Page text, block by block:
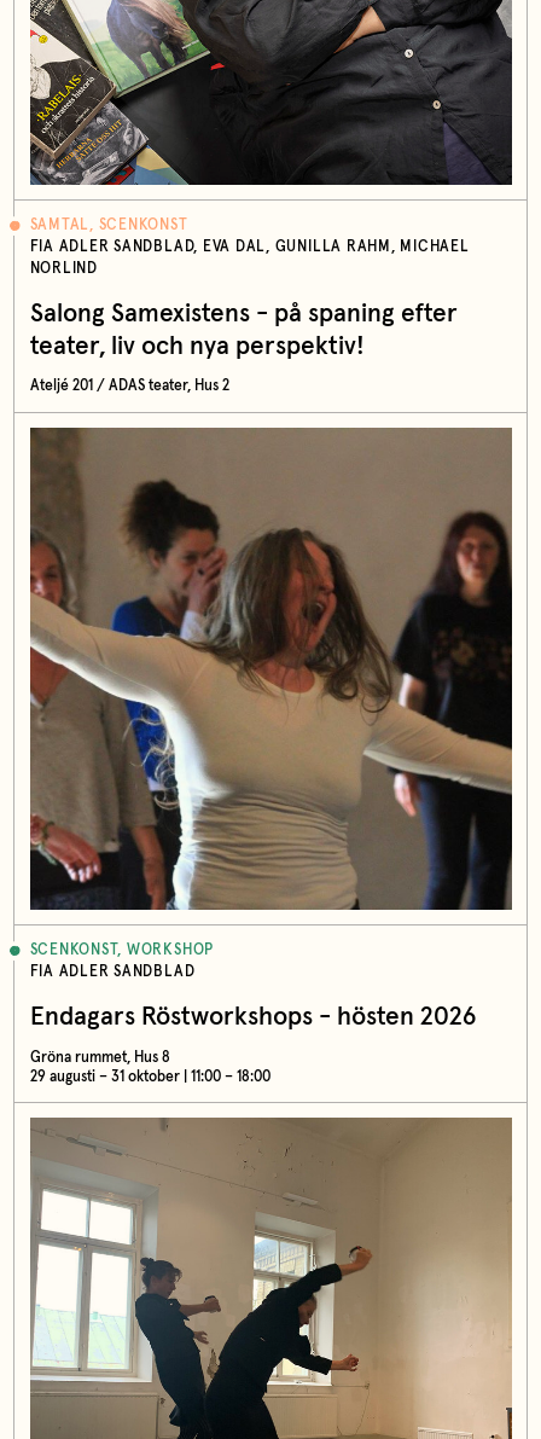
SAMTAL, SCENKONST
FIA ADLER SANDBLAD, EVA DAL, GUNILLA RAHM, MICHAEL
NORLIND
Salong Samexistens - på spaning efter
teater, liv och nya perspektiv!
Ateljé 201 / ADAS teater, Hus 2
SCENKONST, WORKSHOP
FIA ADLER SANDBLAD
Endagars Röstworkshops - hösten 2026
Gröna rummet, Hus 8
29 augusti – 31 oktober | 11:00 – 18:00